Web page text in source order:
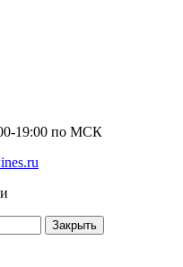
19:00 по МСК
Закрыть